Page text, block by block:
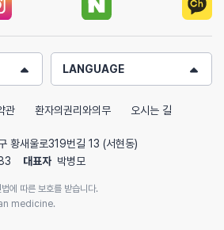
LANGUAGE
관 환자의권리와의무 오시는 길
황새울로319번길 13 (서현동)
대표자 박병모
에 따른 보호를 받습니다.
medicine.